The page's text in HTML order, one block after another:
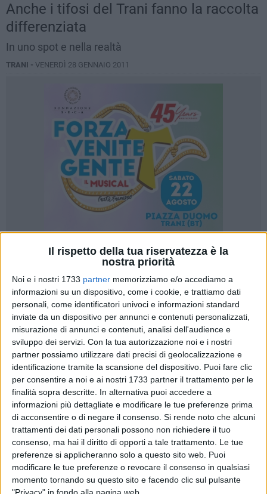
Il rispetto della tua riservatezza è la
nostra priorità
Noi e i nostri 1733 partner memorizziamo e/o accediamo a
informazioni su un dispositivo, come i cookie, e trattiamo dati
personali, come identificatori univoci e informazioni standard
inviate da un dispositivo per annunci e contenuti personalizzati,
misurazione di annunci e contenuti, analisi dell'audience e
sviluppo dei servizi. Con la tua autorizzazione noi e i nostri
partner possiamo utilizzare dati precisi di geolocalizzazione e
identificazione tramite la scansione del dispositivo. Puoi fare clic
per consentire a noi e ai nostri 1733 partner il trattamento per le
finalità sopra descritte. In alternativa puoi accedere a
informazioni più dettagliate e modificare le tue preferenze prima
di acconsentire o di negare il consenso. Si rende noto che alcuni
trattamenti dei dati personali possono non richiedere il tuo
consenso, ma hai il diritto di opporti a tale trattamento. Le tue
preferenze si applicheranno solo a questo sito web. Puoi
modificare le tue preferenze o revocare il consenso in qualsiasi
momento tornando su questo sito e facendo clic sul pulsante
Anche i tifosi del Trani fanno la raccolta
differenziata
In uno spot e nella realtà
TRANI - VENERDÌ 28 GENNAIO 2011
Prosegue anche sul nostro portale la campagna
pubblicitaria di Amiu per incentivare la comunità tranese a
fare la raccolta differenziata. Fra gli spot realizzati da
Luciano Zitoli, ce n'è anche uno che vede protagonisti i tifosi
del Trani, i quali, la scorsa stagione, durante un sentito derby
di campionato, non esitarono a mostrare lo striscione pro
differenziata. Il gesto, all'epoca, non fu compreso da tutti: c'è
chi pensò alla goliardata o ad un messaggio subliminale. In
realtà c'era dell'altro sotto.
Luciano Zitoli, colui che ha realizzato gli spot per Amiu,
spiega: «Ho scelto di coinvolgere la tifoseria tranese non
solo per una questione di originalità. Ho rapporti di amicizia
con molti tifosi, vado allo stadio da tantissimi anni e so che,